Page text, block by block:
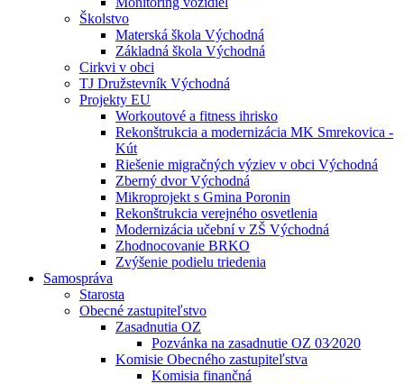
Školstvo
Materská škola Východná
Základná škola Východná
Cirkvi v obci
TJ Družstevník Východná
Projekty EU
Workoutové a fitness ihrisko
Rekonštrukcia a modernizácia MK Smrekovica -
Kút
Riešenie migračných výziev v obci Východná
Zberný dvor Východná
Mikroprojekt s Gmina Poronin
Rekonštrukcia verejného osvetlenia
Modernizácia učební v ZŠ Východná
Zhodnocovanie BRKO
Zvýšenie podielu triedenia
Samospráva
Starosta
Obecné zastupiteľstvo
Zasadnutia OZ
Pozvánka na zasadnutie OZ 03⁄2020
Komisie Obecného zastupiteľstva
Komisia finančná